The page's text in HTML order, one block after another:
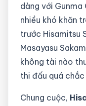
dàng với Gunma
nhiều khó khăn
trước Hisamitsu
Masayasu
không tài nào
thi đấu quá
Chung cuộc,